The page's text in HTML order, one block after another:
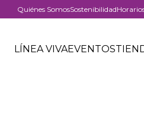
Menú
Quiénes SomosSostenibilidad
Header
Menú
LÍNEA VIVAEVENTOS